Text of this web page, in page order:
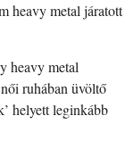
heavy metal járatott
heavy metal
ruhában üvöltő
helyett leginkább